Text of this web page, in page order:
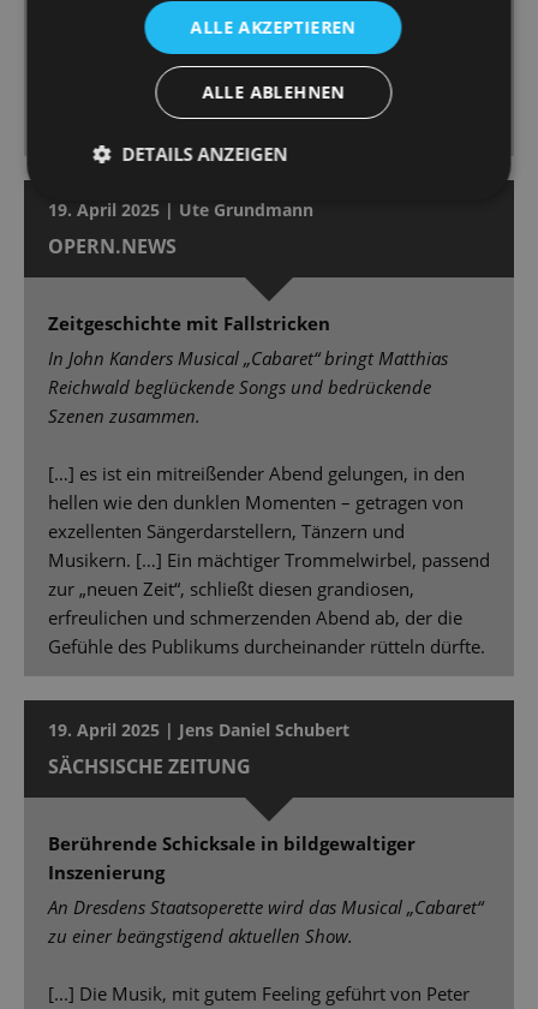
Premiere [...] Marcus Günzel, hat als Conférencier die
volle Aufmerksamkeit bei sich. Er ist Showman,
Paradiesvogel, mitreißender Unterhalter, einer, dem
man die Rampensau vom ersten bis zum letzten
Moment abnimmt. [...]
19. April 2025 | Ute Grundmann
OPERN.NEWS
Zeitgeschichte mit Fallstricken
In John Kanders Musical „Cabaret“ bringt Matthias
Reichwald beglückende Songs und bedrückende
Szenen zusammen.
[…] es ist ein mitreißender Abend gelungen, in den
hellen wie den dunklen Momenten – getragen von
exzellenten Sängerdarstellern, Tänzern und
Musikern. […] Ein mächtiger Trommelwirbel, passend
zur „neuen Zeit“, schließt diesen grandiosen,
erfreulichen und schmerzenden Abend ab, der die
Gefühle des Publikums durcheinander rütteln dürfte.
19. April 2025 | Jens Daniel Schubert
SÄCHSISCHE ZEITUNG
Berührende Schicksale in bildgewaltiger
Inszenierung
An Dresdens Staatsoperette wird das Musical „Cabaret“
zu einer beängstigend aktuellen Show.
[...] Die Musik, mit gutem Feeling geführt von Peter
ALLE AKZEPTIEREN
ALLE ABLEHNEN
DETAILS ANZEIGEN